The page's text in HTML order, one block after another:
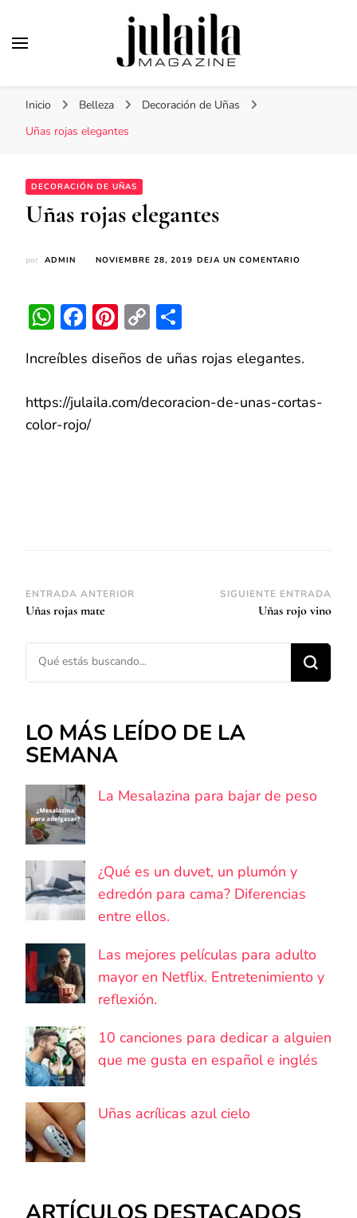
Inicio Belleza
Decoración de Uñas
Uñas rojas elegantes
DECORACIÓN DE UÑAS
Uñas rojas elegantes
por ADMIN NOVIEMBRE 28, 2019 DEJA UN COMENTARIO
WhatsApp
Facebook
Pinterest
Copy
Increíbles diseños de uñas rojas elegantes.
https://julaila.com/decoracion-de-unas-cortas-
color-rojo/
Navegación
de
entradas
ENTRADA ANTERIOR
Uñas rojas mate
SIGUIENTE ENTRADA
Uñas rojo vino
¿Buscas algo?
LO MÁS LEÍDO DE LA
SEMANA
La Mesalazina para bajar de peso
¿Qué es un duvet, un plumón y
edredón para cama? Diferencias
entre ellos.
Las mejores películas para adulto
mayor en Netflix. Entretenimiento y
reflexión.
10 canciones para dedicar a alguien
que me gusta en español e inglés
Uñas acrílicas azul cielo